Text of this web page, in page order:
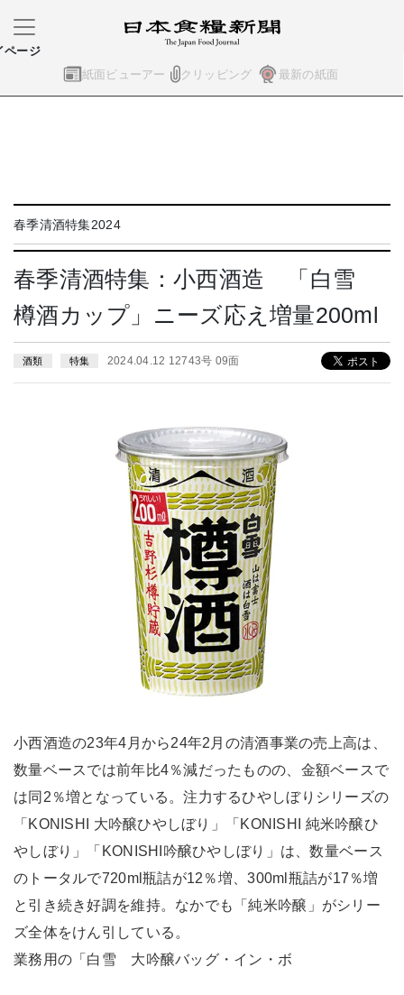
紙面ビューアー クリッピング 最新の紙面
ページ
春季清酒特集2024
春季清酒特集：小西酒造 「白雪
樽酒カップ」ニーズ応え増量200ml
酒類 特集 2024.04.12 12743号 09面
小西酒造の23年4月から24年2月の清酒事業の売上高は、
数量ベースでは前年比4％減だったものの、金額ベースで
は同2％増となっている。注力するひやしぼりシリーズの
「KONISHI 大吟醸ひやしぼり」「KONISHI 純米吟醸ひ
やしぼり」「KONISHI吟醸ひやしぼり」は、数量ベース
のトータルで720ml瓶詰が12％増、300ml瓶詰が17％増
と引き続き好調を維持。なかでも「純米吟醸」がシリー
ズ全体をけん引している。
業務用の「白雪 大吟醸バッグ・イン・ボ